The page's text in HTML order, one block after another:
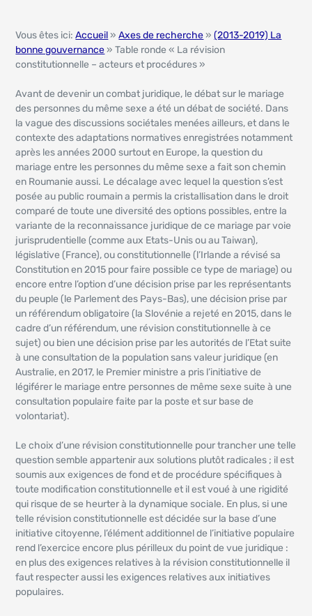
Vous êtes ici:Accueil»Axes de recherche»(2013-2019) La
bonne gouvernance» Table ronde « La révision
constitutionnelle – acteurs et procédures »
Avant de devenir un combat juridique, le débat sur le mariage
des personnes du même sexe a été un débat de société. Dans
la vague des discussions sociétales menées ailleurs, et dans le
contexte des adaptations normatives enregistrées notamment
après les années 2000 surtout en Europe, la question du
mariage entre les personnes du même sexe a fait son chemin
en Roumanie aussi. Le décalage avec lequel la question s’est
posée au public roumain a permis la cristallisation dans le droit
comparé de toute une diversité des options possibles, entre la
variante de la reconnaissance juridique de ce mariage par voie
jurisprudentielle (comme aux Etats-Unis ou au Taiwan),
législative (France), ou constitutionnelle (l’Irlande a révisé sa
Constitution en 2015 pour faire possible ce type de mariage) ou
encore entre l’option d’une décision prise par les représentants
du peuple (le Parlement des Pays-Bas), une décision prise par
un référendum obligatoire (la Slovénie a rejeté en 2015, dans le
cadre d’un référendum, une révision constitutionnelle à ce
sujet) ou bien une décision prise par les autorités de l’Etat suite
à une consultation de la population sans valeur juridique (en
Australie, en 2017, le Premier ministre a pris l’initiative de
légiférer le mariage entre personnes de même sexe suite à une
consultation populaire faite par la poste et sur base de
volontariat).
Le choix d’une révision constitutionnelle pour trancher une telle
question semble appartenir aux solutions plutôt radicales ; il est
soumis aux exigences de fond et de procédure spécifiques à
toute modification constitutionnelle et il est voué à une rigidité
qui risque de se heurter à la dynamique sociale. En plus, si une
telle révision constitutionnelle est décidée sur la base d’une
initiative citoyenne, l’élément additionnel de l’initiative populaire
rend l’exercice encore plus périlleux du point de vue juridique :
en plus des exigences relatives à la révision constitutionnelle il
faut respecter aussi les exigences relatives aux initiatives
populaires.